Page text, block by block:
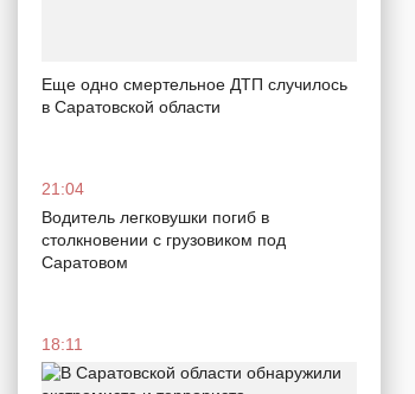
Еще одно смертельное ДТП случилось
в Саратовской области
21:04
Водитель легковушки погиб в
столкновении с грузовиком под
Саратовом
18:11